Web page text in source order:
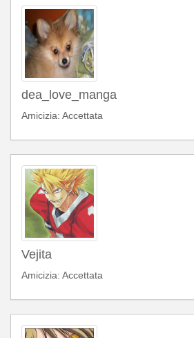
dea_love_manga
Amicizia: Accettata
Vejita
Amicizia: Accettata